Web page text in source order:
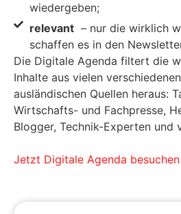
wiedergeben;
relevant– nur die wirklich
schaffen es in den
Die Digitale Agenda filtert die
Inhalte aus vielen
ausländischen Quellen heraus:
Wirtschafts- und Fachpresse,
Blogger, Technik-Experten und
Jetzt Digitale Agenda besuchen